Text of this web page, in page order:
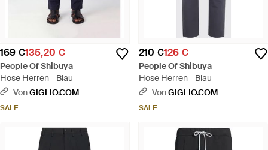
169 €135,20 €
People Of Shibuya
Hose Herren - Blau
VonGIGLIO.COM
SALE
210 €126 €
People Of Shibuya
Hose Herren - Blau
VonGIGLIO.COM
SALE